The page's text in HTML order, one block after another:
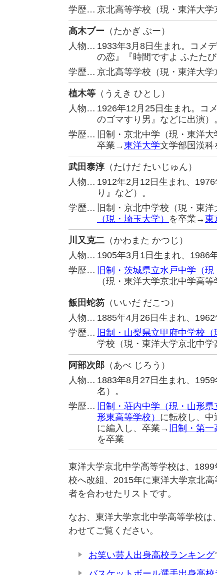
学歴… 京北高等学校（現・東洋大
高木ブー （たかぎ ぶー）
人物… 1933年3月8日生まれ。コメ
の恋』『時間ですよ ふたたび
学歴… 京北高等学校（現・東洋大
植木等 （うえき ひとし）
人物… 1926年12月25日生まれ。コ
のゴマすり男』などに出演）
学歴…
旧制・京北中学（現・東洋
卒業→東洋大学文学部国漢科
武田泰淳（たけだ たいじゅん）
人物… 1912年2月12日生まれ、
り』など）。
学歴…
旧制・京北中学校（現・東
（現・埼玉大学） を卒業→東
川又克二 （かわまた かつじ）
人物… 1905年3月1日生まれ、1986
学歴…
旧制・茨城県立水戸中学（
（現・東洋大学京北中学高
飯田蛇笏 （いいだ だこつ）
人物… 1885年4月26日生まれ、1962
学歴…
旧制・山梨県立甲府中学校
学校（現・東洋大学京北中
阿部次郎 （あべ じろう）
人物… 1883年8月27日生まれ、
名）。
学歴…
旧制・荘内中学（現・山形県
形東高等学校） に転校し、
に編入し、卒業→ 旧制・第
を卒業
東洋大学京北中学高等学校は、
校へ改組、2015年に東洋大学京北
者を合わせたリストです。
なお、東洋大学京北中学高等学校
わせてご覧ください。
お笑い芸人出身高校ランキング